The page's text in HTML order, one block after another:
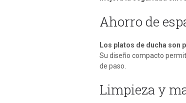
Ahorro de
Los platos de ducha son
Su diseño compacto
de paso.
Limpieza y